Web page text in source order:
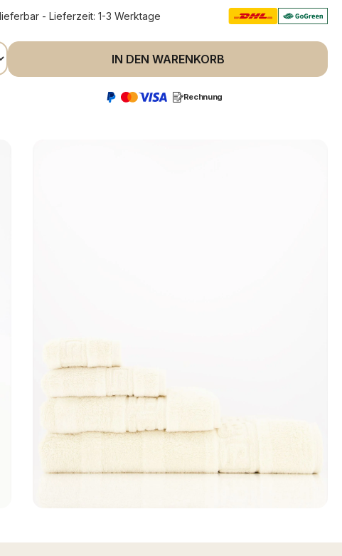
- Lieferzeit: 1-3 Werktage
Anzahl: Gib den gewünschten Wert
IN DEN WARENKORB
Rechnung